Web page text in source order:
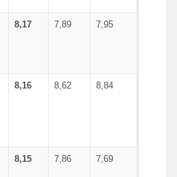
8,17 7,89 7,95
8,16 8,62 8,84
8,15 7,86 7,69